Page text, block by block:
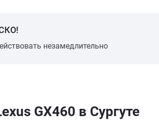
незамедлительно
GX460 в Сургуте